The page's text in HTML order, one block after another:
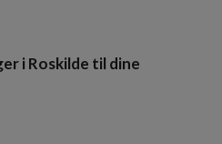
i Roskilde til dine